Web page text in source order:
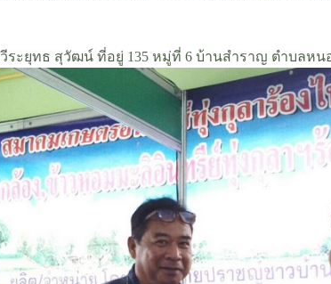
ระยุทธ สุวัฒน์ ที่อยู่ 135 หมู่ที่ 6 บ้านสำราญ ตำบลหน